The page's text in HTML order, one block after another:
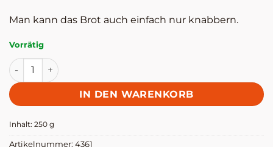
Man kann das Brot auch einfach nur knabbern.
Vorrätig
Pane Guttiau Menge
IN DEN WARENKORB
Inhalt: 250 g
Artikelnummer: 4361